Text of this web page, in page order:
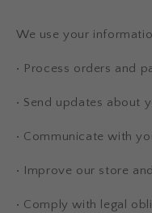
We use your
• Process orders and
• Send updates about
• Communicate with
• Improve our store
• Comply with legal